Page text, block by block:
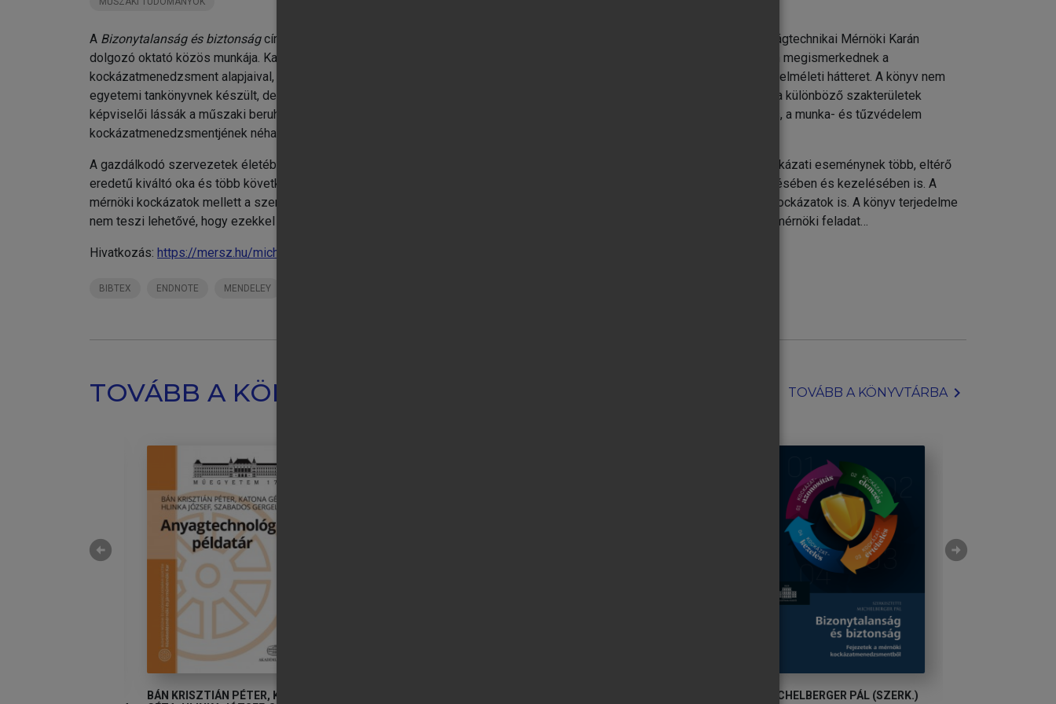
A Bizonytalanság és biztonságcímű tanulmánykötet 6 mérnökvégzettségű, Óbudai Egyetem Bánki Donát Gépész és Biztonságtechnikai Mérnöki Karán
dolgozó oktató közös munkája. Karunk gépész-, mechatronikai- és biztonságtechnikai képzésre járó hallgatói képzésük során megismerkednek a
kockázatmenedzsment alapjaival, módszertani hátterével, és elsajátítják a kockázatértékeléshez és -kezeléshez szükséges elméleti hátteret. A könyv nem
egyetemi tankönyvnek készült, de ott is használható. Fontos célunk volt a 8 tanulmányt tartalmazó kötet közreadásával, hogy a különböző szakterületek
képviselői lássák a műszaki beruházási és fejlesztési projektek, az információbiztonság, a minőségbiztosítás, a karbantartás, a munka- és tűzvédelem
kockázatmenedzsmentjének néha eltérő, de integrálható sajátosságait.
A gazdálkodó szervezetek életében szükség van egységesen alkalmazott kockázatmenedzsment szabályokra, hiszen a kockázati eseménynek több, eltérő
eredetű kiváltó oka és több következménye is lehet. Eltérő skálákon történő értékelésük zavart okozhat kockázatok felismerésében és kezelésében is. A
mérnöki kockázatok mellett a szervezeteknél többek között megjelennek stratégiai, piaci és pénzügyi vagy akár biztosítási kockázatok is. A könyv terjedelme
nem teszi lehetővé, hogy ezekkel is foglalkozzunk, de fontos felhívni a figyelmet, hogy a kockázatmenedzsment nemcsak a mérnöki feladat…
Hivatkozás: https://mersz.hu/michelberger-bizonytalansag-es-biztonsag//
BIBTEX ENDNOTE MENDELEY
TOVÁBB A KÖNYVTÁRBA TOVÁBB A KÖNYVTÁRBAchevron_right
BÁN KRISZTIÁN PÉTER, KATONA
MICHELBERGER PÁL (SZERK.)
arrow_circle_left arrow_circle_right